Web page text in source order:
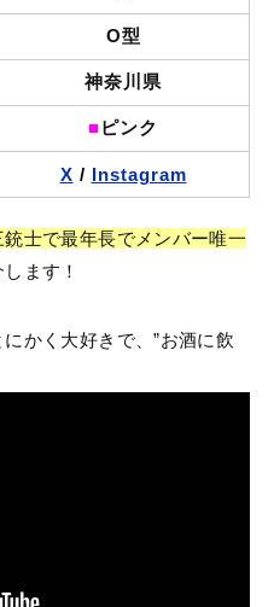
O型
神奈川県
■ピンク
X / Instagram
士で最年長でメンバー唯一
ます！
かく大好きで、”お酒に飲